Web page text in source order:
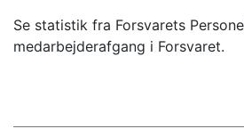
Se statistik fra Forsvarets
medarbejderafgang i Forsvaret.